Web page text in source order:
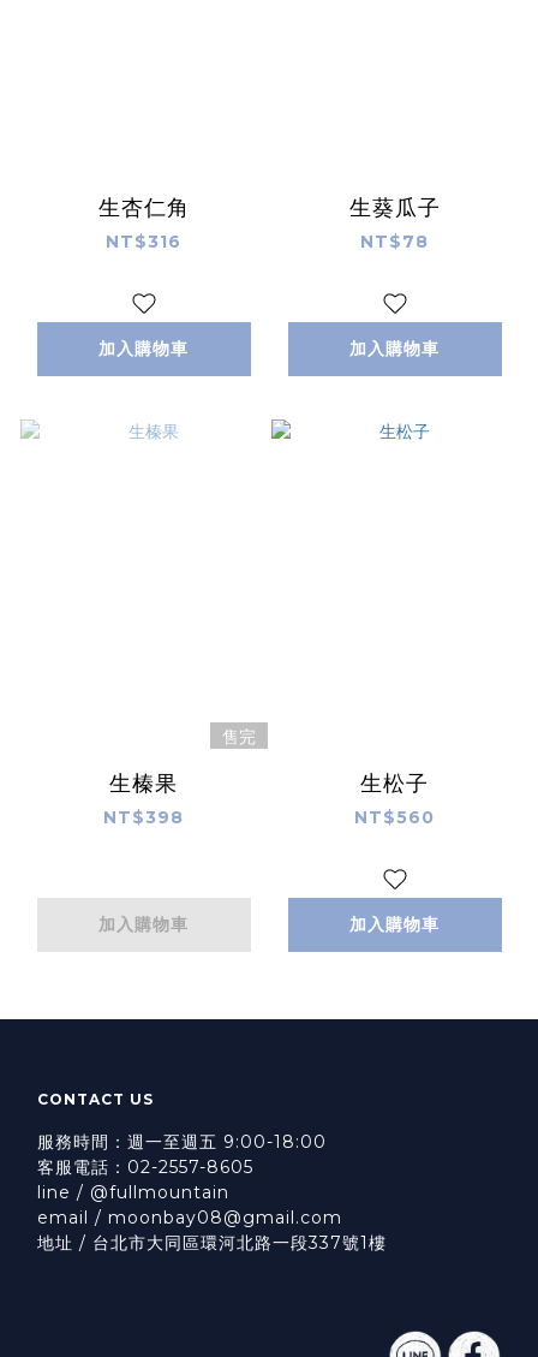
生杏仁角
NT$316
加入購物車
生葵瓜子
NT$78
加入購物車
售完
生榛果
NT$398
加入購物車
生松子
NT$560
加入購物車
CONTACT US
服務時間：週一至週五 9:00-18:00
客服電話：02-2557-8605
line / @fullmountain
email / moonbay08@gmail.com
地址 / 台北市大同區環河北路一段337號1樓